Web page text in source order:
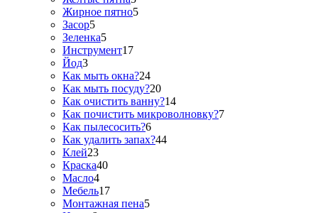
Жирное пятно5
Засор5
Зеленка5
Инструмент17
Йод3
Как мыть окна?24
Как мыть посуду?20
Как очистить ванну?14
Как почистить микроволновку?7
Как пылесосить?6
Как удалить запах?44
Клей23
Краска40
Масло4
Мебель17
Монтажная пена5